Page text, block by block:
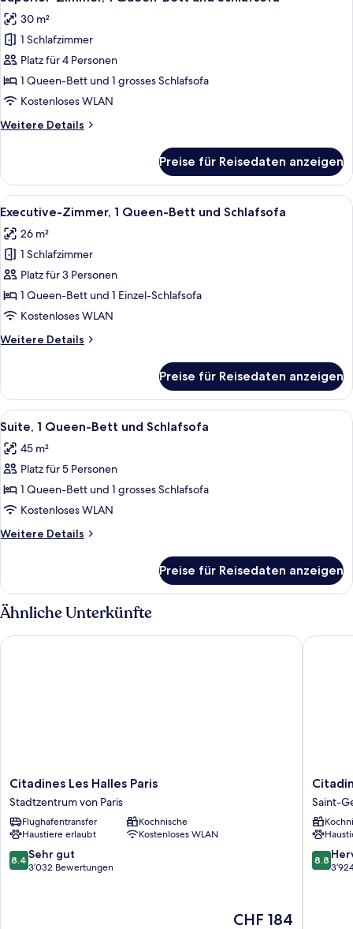
Fotos
für
Superior-
Zimmer,
1 Queen-
Bett
Schlafsofa
30 m²
1 Schlafzimmer
Platz für 4 Personen
1 Queen-Bett und 1 grosses Schlafsofa
Kostenloses WLAN
Weitere Details
Weitere
Zimmer,
1 Queen-
Bett
Schlafsofa
Preise für Reisedaten anzeigen
Alle
Fotos
für
Executive-
Zimmer,
1 Queen-
Bett
Schlafsofa
Ein Hotelzimmer mit einem Bett,
6
Executive-Zimmer, 1 Queen-Bett und Schlafsofa
26 m²
1 Schlafzimmer
Platz für 3 Personen
1 Queen-Bett und 1 Einzel-Schlafsofa
Kostenloses WLAN
Weitere Details
Weitere
Zimmer,
1 Queen-
Bett
Schlafsofa
Preise für Reisedaten anzeigen
Alle
Fotos
für
Suite,
1 Queen-
Bett
und
Schlafsofa
Ein modernes Hotelzimmer mit
2
Suite, 1 Queen-Bett und Schlafsofa
45 m²
Platz für 5 Personen
1 Queen-Bett und 1 grosses Schlafsofa
Kostenloses WLAN
Weitere Details
Weitere
1 Queen-
Bett
und
Schlafsofa
Preise für Reisedaten anzeigen
Ähnliche Unterkünfte
Citadines
Les
Halles
Paris
Stadtzentrum
von
Paris
Citadines Les Halles Paris
Stadtzentrum von Paris
Flughafentransfer
Kochnische
Haustiere erlaubt
Kostenloses WLAN
8.4
von
8.4 Sehr gut
3’032 Bewertungen
Der
CHF 184
Citadines Les Halles Paris
Saint-
des-
Prés
Paris
Saint-
Saint-
8.8
von
8.8